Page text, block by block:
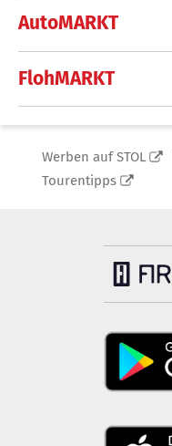
AutoMARKT
FlohMARKT
Werben auf STOL
Tourentipps